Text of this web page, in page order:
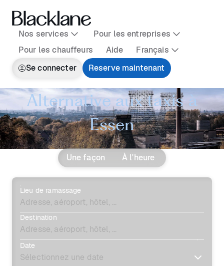
Nos services
Pour les entreprises
Pour les chauffeurs
Aide
Français
Se connecter
Reserve maintenant
Alternative aux taxis à
Essen
Une façon À l'heure
Lieu de ramassage
Destination
Date